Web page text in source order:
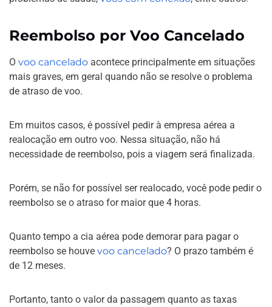
Reembolso por Voo Cancelado
O voo cancelado acontece principalmente em situações
mais graves, em geral quando não se resolve o problema
de atraso de voo.
Em muitos casos, é possível pedir à empresa aérea a
realocação em outro voo. Nessa situação, não há
necessidade de reembolso, pois a viagem será finalizada.
Porém, se não for possível ser realocado, você pode pedir o
reembolso se o atraso for maior que 4 horas.
Quanto tempo a cia aérea pode demorar para pagar o
reembolso se houve voo cancelado? O prazo também é
de 12 meses.
Portanto, tanto o valor da passagem quanto as taxas